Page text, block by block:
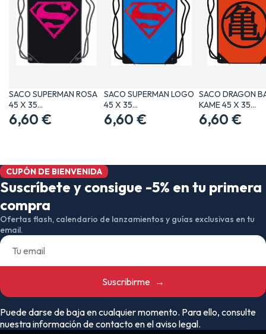
SACO SUPERMAN ROSA
45 X 35
MERCHANDISING…
6,60 €
SACO SUPERMAN LOGO
45 X 35
MERCHANDISING…
6,60 €
SACO DRAGON
KAME 45 X 35
6,60 €
CUPÓN DE BIENVENIDA
Suscríbete y consigue -5% en tu primera
compra
Ofertas flash, calendario de lanzamientos y guías exclusivas en tu
email.
Suscribirme →
Puede darse de baja en cualquier momento. Para ello, consulte
nuestra información de contacto en el aviso legal.